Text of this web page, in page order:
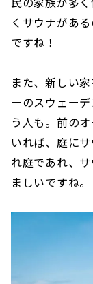
くサウナがあ
ですね！
また、新しい
ーのスウェー
う人も。前の
いれば、庭に
れ庭であれ、
ましいですね。